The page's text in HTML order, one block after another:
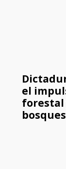
el
forestal